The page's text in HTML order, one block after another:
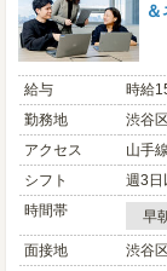
給与
時給
勤務地
渋谷
アクセス
山手
シフト
週3日
時間帯
早
面接地
渋谷